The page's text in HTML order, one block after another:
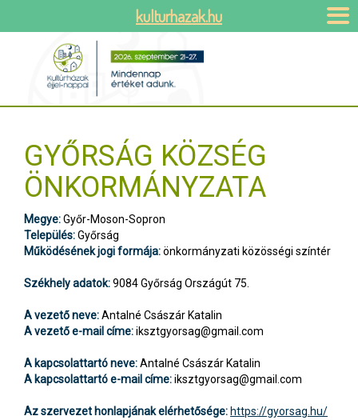
GYŐRSÁG KÖZSÉG
ÖNKORMÁNYZATA
Megye:Győr-Moson-Sopron
Település:Győrság
Működésének jogi formája:önkormányzati közösségi színtér
Székhely adatok:9084 Győrság Országút 75.
A vezető neve:Antalné Császár Katalin
A vezető e-mail címe:iksztgyorsag@gmail.com
A kapcsolattartó neve:Antalné Császár Katalin
A kapcsolattartó e-mail címe:iksztgyorsag@gmail.com
Az szervezet honlapjának elérhetősége: https://gyorsag.hu/
kulturhazak.hu